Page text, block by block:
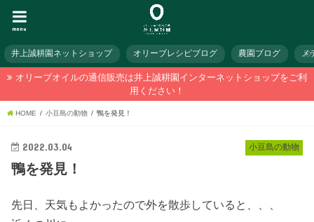
menu
井上誠耕園ネットショップ オリーブレシピブログ 農園ブログ メ
オリーブオイルの通信販売は井上誠耕園インターネットショップをご利
用ください！
HOME 小豆島の動物 鴨を発見！
小豆島の動物
2022.03.04
鴨を発見！
先日、天気もよかったので外を散歩していると、、、